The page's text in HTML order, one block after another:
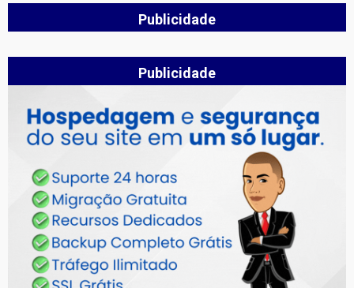
Publicidade
Publicidade